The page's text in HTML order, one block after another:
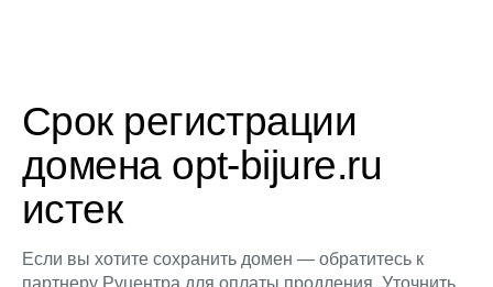
Срок регистрации
домена opt-bijure.ru
истек
Если вы хотите сохранить домен — обратитесь к
партнеру Руцентра для оплаты продления. Уточнить